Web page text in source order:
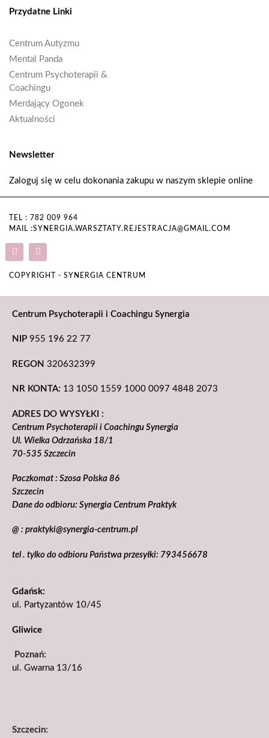
Przydatne Linki
Centrum Autyzmu
Mental Panda
Centrum Psychoterapii &
Coachingu
Merdający Ogonek
Aktualności
Newsletter
Zaloguj się w celu dokonania zakupu w naszym sklepie online
TEL : 782 009 964
MAIL :SYNERGIA.WARSZTATY.REJESTRACJA@GMAIL.COM
COPYRIGHT - SYNERGIA CENTRUM
Centrum Psychoterapii i Coachingu Synergia
NIP 955 196 22 77
REGON 320632399
NR KONTA: 13 1050 1559 1000 0097 4848 2073
ADRES DO WYSYŁKI :
Centrum Psychoterapii i Coachingu Synergia
Ul. Wielka Odrzańska 18/1
70-535 Szczecin
Paczkomat : Szosa Polska 86
Szczecin
Dane do odbioru: Synergia Centrum Praktyk
@ : praktyki@synergia-centrum.pl
tel . tylko do odbioru Państwa przesyłki: 793456678
Gdańsk:
ul. Partyzantów 10/45
Gliwice
Poznań:
ul. Gwarna 13/16
Szczecin: